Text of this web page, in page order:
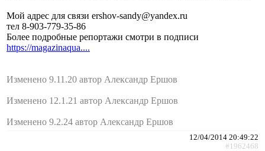
Мой адрес для связи ershov-sandy@yandex.ru
тел 8-903-779-35-86
Более подробные репортажи смотри в подписи
https://magazinaqua....
Изменено 9.11.20 автор Александр Ершов
Изменено 12.1.21 автор Александр Ершов
Изменено 9.2.24 автор Александр Ершов
12/04/2014 20:49:22
#1962468